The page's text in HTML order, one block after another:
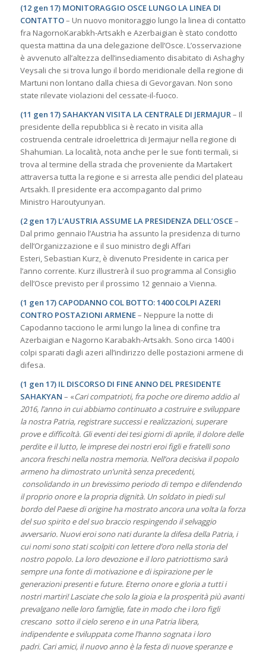
(12 gen 17) MONITORAGGIO OSCE LUNGO LA LINEA DI
CONTATTO– Un nuovo monitoraggio lungo la linea di contatto
fra NagornoKarabkh-Artsakh e Azerbaigian è stato condotto
questa mattina da una delegazione dell’Osce. L’osservazione
è avvenuto all’altezza dell’insediamento disabitato di Ashaghy
Veysali che si trova lungo il bordo meridionale della regione di
Martuni non lontano dalla chiesa di Gevorgavan. Non sono
state rilevate violazioni del cessate-il-fuoco.
(11 gen 17) SAHAKYAN VISITA LA CENTRALE DI JERMAJUR– Il
presidente della repubblica si è recato in visita alla
costruenda centrale idroelettrica di Jermajur nella regione di
Shahumian. La località, nota anche per le sue fonti termali, si
trova al termine della strada che proveniente da Martakert
attraversa tutta la regione e si arresta alle pendici del plateau
Artsakh. Il presidente era accompaganto dal primo
Ministro Haroutyunyan.
(2 gen 17) L’AUSTRIA ASSUME LA PRESIDENZA DELL’OSCE–
Dal primo gennaio l’Austria ha assunto la presidenza di turno
dell’Organizzazione e il suo ministro degli Affari
Esteri, Sebastian Kurz, è divenuto Presidente in carica per
l’anno corrente. Kurz illustrerà il suo programma al Consiglio
dell’Osce previsto per il prossimo 12 gennaio a Vienna.
(1 gen 17) CAPODANNO COL BOTTO: 1400 COLPI AZERI
CONTRO POSTAZIONI ARMENE– Neppure la notte di
Capodanno tacciono le armi lungo la linea di confine tra
Azerbaigian e Nagorno Karabakh-Artsakh. Sono circa 1400 i
colpi sparati dagli azeri all’indirizzo delle postazioni armene di
difesa.
(1 gen 17) IL DISCORSO DI FINE ANNO DEL PRESIDENTE
SAHAKYAN – «Cari compatrioti, fra poche ore diremo addio al
2016, l’anno in cui abbiamo continuato a costruire e sviluppare
la nostra Patria, registrare successi e realizzazioni, superare
prove e difficoltà. Gli eventi dei tesi giorni di aprile, il dolore delle
perdite e il lutto, le imprese dei nostri eroi figli e fratelli sono
ancora freschi nella nostra memoria. Nell’ora decisiva il popolo
armeno ha dimostrato un’unità senza precedenti,
consolidando in un brevissimo periodo di tempo e difendendo
il proprio onore e la propria dignità. Un soldato in piedi sul
bordo del Paese di origine ha mostrato ancora una volta la forza
del suo spirito e del suo braccio respingendo il selvaggio
avversario. Nuovi eroi sono nati durante la difesa della Patria, i
cui nomi sono stati scolpiti con lettere d’oro nella storia del
nostro popolo. La loro devozione e il loro patriottismo sarà
sempre una fonte di motivazione e di ispirazione per le
generazioni presenti e future. Eterno onore e gloria a tutti i
nostri martiri! Lasciate che solo la gioia e la prosperità più avanti
prevalgano nelle loro famiglie, fate in modo che i loro figli
crescano sotto il cielo sereno e in una Patria libera,
indipendente e sviluppata come l’hanno sognata i loro
padri. Cari amici, il nuovo anno è la festa di nuove speranze e